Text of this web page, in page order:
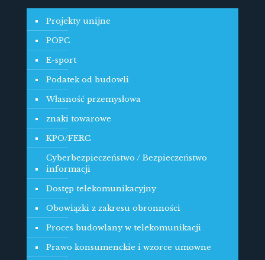
Projekty unijne
POPC
E-sport
Podatek od budowli
Własność przemysłowa
znaki towarowe
KPO/FERC
Cyberbezpieczeństwo / Bezpieczeństwo
informacji
Dostęp telekomunikacyjny
Obowiązki z zakresu obronności
Proces budowlany w telekomunikacji
Prawo konsumenckie i wzorce umowne